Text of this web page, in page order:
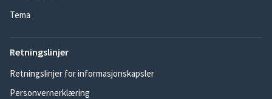
Tema
Retningslinjer
Retningslinjer for informasjonskapsler
Personvernerklæring